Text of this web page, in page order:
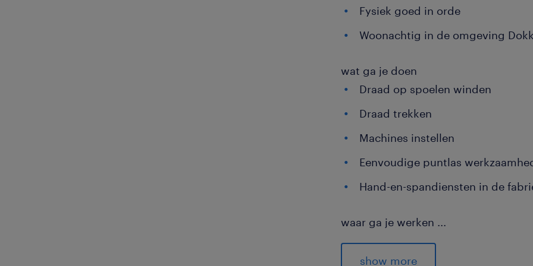
Fysiek goed in orde
Woonachtig in de omgeving
wat ga je doen
Draad op spoelen winden
Draad trekken
Machines instellen
Eenvoudige puntlas
Hand-en-spandiensten in de
waar ga je werken ...
Je komt aan het werk bij een
bouwmaterialensector. Het bedrijf
show more